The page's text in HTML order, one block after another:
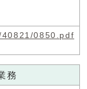
0850.pdf
務